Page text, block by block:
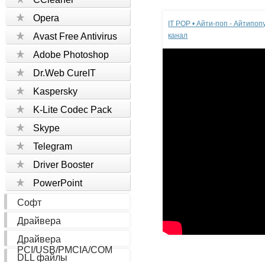
Opera
Avast Free Antivirus
Adobe Photoshop
Dr.Web CureIT
Kaspersky
K-Lite Codec Pack
Skype
Telegram
Driver Booster
PowerPoint
Софт
Драйвера
Драйвера
PCI/USB/PMCIA/COM
DLL файлы
IT POP • Айти-поп -
канал